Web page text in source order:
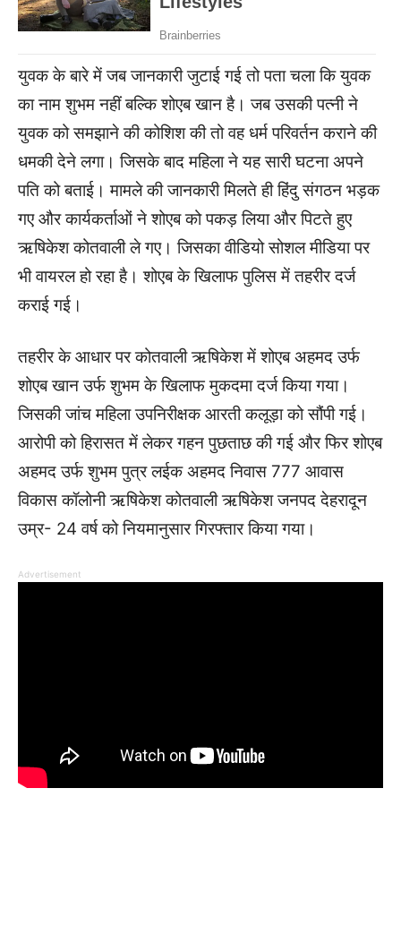
युवक के बारे में जब जानकारी जुटाई गई तो पता चला कि युवक
का नाम शुभम नहीं बल्कि शोएब खान है। जब उसकी पत्नी ने
युवक को समझाने की कोशिश की तो वह धर्म परिवर्तन कराने की
धमकी देने लगा। जिसके बाद महिला ने यह सारी घटना अपने
पति को बताई। मामले की जानकारी मिलते ही हिंदु संगठन भड़क
गए और कार्यकर्ताओं ने शोएब को पकड़ लिया और पिटते हुए
ऋषिकेश कोतवाली ले गए। जिसका वीडियो सोशल मीडिया पर
भी वायरल हो रहा है। शोएब के खिलाफ पुलिस में तहरीर दर्ज
कराई गई।
तहरीर के आधार पर कोतवाली ऋषिकेश में शोएब अहमद उर्फ
शोएब खान उर्फ शुभम के खिलाफ मुकदमा दर्ज किया गया।
जिसकी जांच महिला उपनिरीक्षक आरती कलूड़ा को सौंपी गई।
आरोपी को हिरासत में लेकर गहन पुछताछ की गई और फिर शोएब
अहमद उर्फ शुभम पुत्र लईक अहमद निवास 777 आवास
विकास कॉलोनी ऋषिकेश कोतवाली ऋषिकेश जनपद देहरादून
उम्र- 24 वर्ष को नियमानुसार गिरफ्तार किया गया।
Advertisement